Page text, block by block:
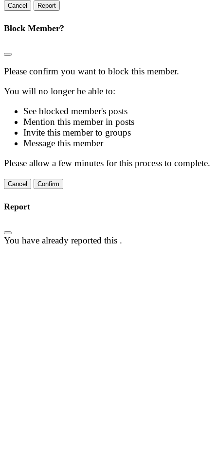
Report
Block Member?
Please confirm you want to block this member.
You will no longer be able to:
See blocked member's posts
Mention this member in posts
Invite this member to groups
Message this member
Please allow a few minutes for this process to complete.
Confirm
Report
You have already reported this .